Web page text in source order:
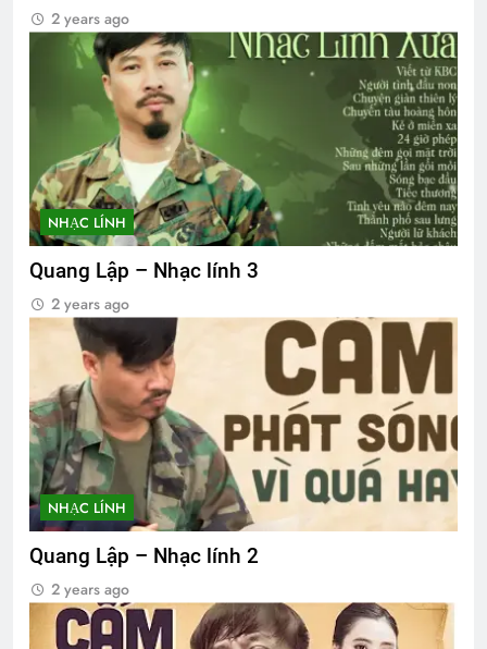
2 years ago
NHẠC LÍNH
Quang Lập – Nhạc lính 3
2 years ago
NHẠC LÍNH
Quang Lập – Nhạc lính 2
2 years ago